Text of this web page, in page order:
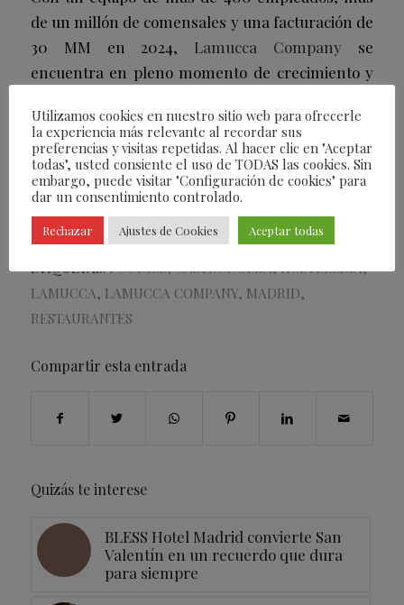
de un millón de comensales y una facturación de
30 MM en 2024, Lamucca Company se
encuentra en pleno momento de crecimiento y
predicando su propuesta “high-low” para ser el
lugar al que la gente quiere volver”, tal y como
destaca Alex Marín, socio fundador del grupo.
16/01/2025 PORFEARLESS EDITORIAL
ETIQUETAS:FOODIES,GASTRONOMIA,HOSTELERÍA,
LAMUCCA, LAMUCCA COMPANY, MADRID,
RESTAURANTES
Compartir esta entrada
Quizás te interese
BLESS Hotel Madrid convierte San
Valentín en un recuerdo que dura
para siempre
Utilizamos cookies en nuestro sitio web para ofrecerle
la experiencia más relevante al recordar sus
preferencias y visitas repetidas. Al hacer clic en "Aceptar
todas", usted consiente el uso de TODAS las cookies. Sin
embargo, puede visitar "Configuración de cookies" para
dar un consentimiento controlado.
Rechazar Ajustes de Cookies Aceptar todas